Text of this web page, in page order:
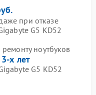
при отказе
G5 KD52
ноутбуков
х лет
G5 KD52